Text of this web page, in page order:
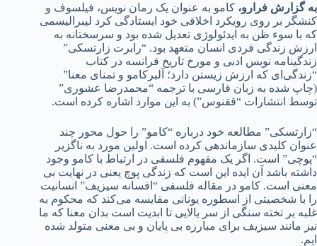
به گزارش فرارو، کامو به عنوان یک رمان نویس، فیلسوف و
کنشگر بر روی رویکرد اخلاقی خود ایستادگی کرد لیبرالیسمی
که با سوء ظن به ایدئولوژی تعدیل شده بود و سرسختانه به
ارزش زندگی فردی انسان متعهد بود. “رابرت زارتسکی”
زندگینامه نویس ادبی و مورخ تاریخ فرانسه در کتاب
“زندگی‌ای که ارزش زیستن دارد؛ آلبرکامو و تمنای معنا”
(چاپ شده به زبان فارسی با ترجمه “محمدرضا عشوری”
توسط انتشارات “ققنوس”) به این موارد اشاره کرده است.
“زارتسکی” مطالعه خود درباره “کامو” را حول محور چند
عنوان کلیدی سازماندهی کرده است. اولین مورد به ناگزیر
“پوچی” است. اگر یک مفهوم فلسفی در ارتباط با کامو وجود
داشته باشد آن ایده این است که زندگی پوچ یعنی در نهایت بی
معنی است. کامو در مقاله فلسفی “افسانه سیزیف” انسانیت
را با شخصیتی از اسطوره یونانی مقایسه می‌کند که محکوم به
غلبه بر تخته سنگی از سر بالایی تا ابدیت است بدان معنا که ما
نیز مانند سیزیف برای مبارزه بی پایان و بی معنی متولد شده
ایم.